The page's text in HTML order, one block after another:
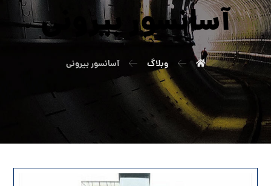
آسانسور بیرونی
وبلاگ آسانسور بیرونی